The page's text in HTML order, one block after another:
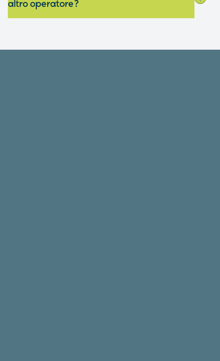
altro operatore?